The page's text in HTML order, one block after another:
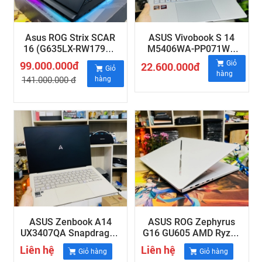
Asus ROG Strix SCAR
16 (G635LX-RW179W)
Ultra 9-275HX , 64GB
RAM , SSD 4TB ,RTX
5090 24GB , 16" 2.5K ,
99.000.000đ
141.000.000 đ
Giỏ
hàng
ASUS Vivobook S 14
M5406WA-PP071WS
Ryzen AI 9 HX 370
,32GB RAM ,14" 3K
OLED 120Hz
22.600.000đ
Giỏ
hàng
ASUS Zenbook A14
UX3407QA Snapdragon
X Plus ,RAM 16GB ,
14inch WUXGA
Liên hệ Giỏ hàng
ASUS ROG Zephyrus
G16 GU605 AMD Ryzen
AI 9 HX
370/32GB/1TB/16 2.5K
Liên hệ Giỏ hàng